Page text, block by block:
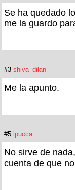
Se ha quedado
me la guardo
#3 shiva_dilan
Me la apunto.
#5 lpucca
No sirve de
cuenta de que